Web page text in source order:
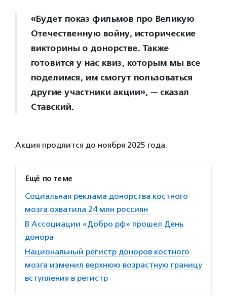
«Будет показ фильмов про Великую
Отечественную войну, исторические
викторины о донорстве. Также
готовится у нас квиз, которым мы все
поделимся, им смогут пользоваться
другие участники акции», — сказал
Ставский.
Акция продлится до ноября 2025 года.
Ещё по теме
Социальная реклама донорства костного
мозга охватила 24 млн россиян
В Ассоциации «Добро.рф» прошел День
донора
Национальный регистр доноров костного
мозга изменил верхнюю возрастную границу
вступления в регистр